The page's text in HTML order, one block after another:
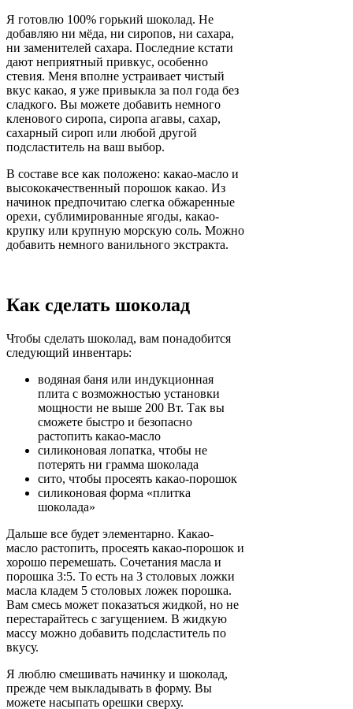
Я готовлю 100% горький шоколад. Не
добавляю ни мёда, ни сиропов, ни сахара,
ни заменителей сахара. Последние кстати
дают неприятный привкус, особенно
стевия. Меня вполне устраивает чистый
вкус какао, я уже привыкла за пол года без
сладкого. Вы можете добавить немного
кленового сиропа, сиропа агавы, сахар,
сахарный сироп или любой другой
подсластитель на ваш выбор.
В составе все как положено: какао-масло и
высококачественный порошок какао. Из
начинок предпочитаю слегка обжаренные
орехи, сублимированные ягоды, какао-
крупку или крупную морскую соль. Можно
добавить немного ванильного экстракта.
Как сделать шоколад
Чтобы сделать шоколад, вам понадобится
следующий инвентарь:
водяная баня или индукционная
плита с возможностью установки
мощности не выше 200 Вт. Так вы
сможете быстро и безопасно
растопить какао-масло
силиконовая лопатка, чтобы не
потерять ни грамма шоколада
сито, чтобы просеять какао-порошок
силиконовая форма «плитка
шоколада»
Дальше все будет элементарно. Какао-
масло растопить, просеять какао-порошок и
хорошо перемешать. Сочетания масла и
порошка 3:5. То есть на 3 столовых ложки
масла кладем 5 столовых ложек порошка.
Вам смесь может показаться жидкой, но не
перестарайтесь с загущением. В жидкую
массу можно добавить подсластитель по
вкусу.
Я люблю смешивать начинку и шоколад,
прежде чем выкладывать в форму. Вы
можете насыпать орешки сверху.